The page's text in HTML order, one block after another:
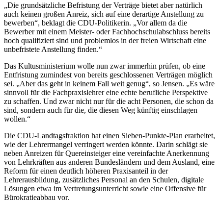
„Die grundsätzliche Befristung der Verträge bietet aber natürlich
auch keinen großen Anreiz, sich auf eine derartige Anstellung zu
bewerben“, beklagt die CDU-Politikerin. „Vor allem da die
Bewerber mit einem Meister- oder Fachhochschulabschluss bereits
hoch qualifiziert sind und problemlos in der freien Wirtschaft eine
unbefristete Anstellung finden.“
Das Kultusministerium wolle nun zwar immerhin prüfen, ob eine
Entfristung zumindest von bereits geschlossenen Verträgen möglich
sei. „Aber das geht in keinem Fall weit genug“, so Jensen. „Es wäre
sinnvoll für die Fachpraxislehrer eine echte berufliche Perspektive
zu schaffen. Und zwar nicht nur für die acht Personen, die schon da
sind, sondern auch für die, die diesen Weg künftig einschlagen
wollen.“
Die CDU-Landtagsfraktion hat einen Sieben-Punkte-Plan erarbeitet,
wie der Lehrermangel verringert werden könnte. Darin schlägt sie
neben Anreizen für Quereinsteiger eine vereinfachte Anerkennung
von Lehrkräften aus anderen Bundesländern und dem Ausland, eine
Reform für einen deutlich höheren Praxisanteil in der
Lehrerausbildung, zusätzliches Personal an den Schulen, digitale
Lösungen etwa im Vertretungsunterricht sowie eine Offensive für
Bürokratieabbau vor.